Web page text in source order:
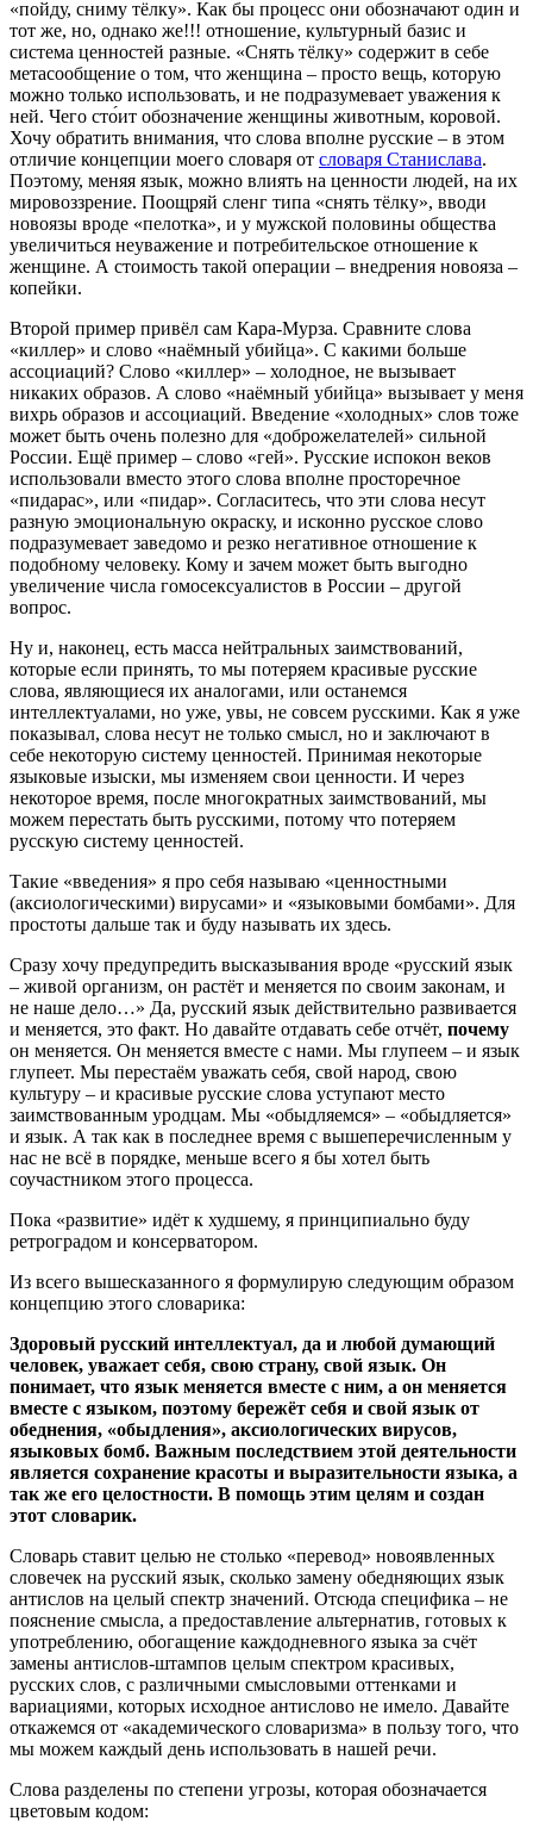
«пойду, сниму тёлку». Как бы процесс они обозначают один и
тот же, но, однако же!!! отношение, культурный базис и
система ценностей разные. «Снять тёлку» содержит в себе
метасообщение о том, что женщина – просто вещь, которую
можно только использовать, и не подразумевает уважения к
ней. Чего сто́ит обозначение женщины животным, коровой.
Хочу обратить внимания, что слова вполне русские – в этом
отличие концепции моего словаря от словаря Станислава.
Поэтому, меняя язык, можно влиять на ценности людей, на их
мировоззрение. Поощряй сленг типа «снять тёлку», вводи
новоязы вроде «пелотка», и у мужской половины общества
увеличиться неуважение и потребительское отношение к
женщине. А стоимость такой операции – внедрения новояза –
копейки.
Второй пример привёл сам Кара-Мурза. Сравните слова
«киллер» и слово «наёмный убийца». С какими больше
ассоциаций? Слово «киллер» – холодное, не вызывает
никаких образов. А слово «наёмный убийца» вызывает у меня
вихрь образов и ассоциаций. Введение «холодных» слов тоже
может быть очень полезно для «доброжелателей» сильной
России. Ещё пример – слово «гей». Русские испокон веков
использовали вместо этого слова вполне просторечное
«пидарас», или «пидар». Согласитесь, что эти слова несут
разную эмоциональную окраску, и исконно русское слово
подразумевает заведомо и резко негативное отношение к
подобному человеку. Кому и зачем может быть выгодно
увеличение числа гомосексуалистов в России – другой
вопрос.
Ну и, наконец, есть масса нейтральных заимствований,
которые если принять, то мы потеряем красивые русские
слова, являющиеся их аналогами, или останемся
интеллектуалами, но уже, увы, не совсем русскими. Как я уже
показывал, слова несут не только смысл, но и заключают в
себе некоторую систему ценностей. Принимая некоторые
языковые изыски, мы изменяем свои ценности. И через
некоторое время, после многократных заимствований, мы
можем перестать быть русскими, потому что потеряем
русскую систему ценностей.
Такие «введения» я про себя называю «ценностными
(аксиологическими) вирусами» и «языковыми бомбами». Для
простоты дальше так и буду называть их здесь.
Сразу хочу предупредить высказывания вроде «русский язык
– живой организм, он растёт и меняется по своим законам, и
не наше дело…» Да, русский язык действительно развивается
и меняется, это факт. Но давайте отдавать себе отчёт, почему
он меняется. Он меняется вместе с нами. Мы глупеем – и язык
глупеет. Мы перестаём уважать себя, свой народ, свою
культуру – и красивые русские слова уступают место
заимствованным уродцам. Мы «обыдляемся» – «обыдляется»
и язык. А так как в последнее время с вышеперечисленным у
нас не всё в порядке, меньше всего я бы хотел быть
соучастником этого процесса.
Пока «развитие» идёт к худшему, я принципиально буду
ретроградом и консерватором.
Из всего вышесказанного я формулирую следующим образом
концепцию этого словарика:
Здоровый русский интеллектуал, да и любой думающий
человек, уважает себя, свою страну, свой язык. Он
понимает, что язык меняется вместе с ним, а он меняется
вместе с языком, поэтому бережёт себя и свой язык от
обеднения, «обыдления», аксиологических вирусов,
языковых бомб. Важным последствием этой деятельности
является сохранение красоты и выразительности языка, а
так же его целостности. В помощь этим целям и создан
этот словарик.
Словарь ставит целью не столько «перевод» новоявленных
словечек на русский язык, сколько замену обедняющих язык
антислов на целый спектр значений. Отсюда специфика – не
пояснение смысла, а предоставление альтернатив, готовых к
употреблению, обогащение каждодневного языка за счёт
замены антислов-штампов целым спектром красивых,
русских слов, с различными смысловыми оттенками и
вариациями, которых исходное антислово не имело. Давайте
откажемся от «академического словаризма» в пользу того, что
мы можем каждый день использовать в нашей речи.
Слова разделены по степени угрозы, которая обозначается
цветовым кодом: